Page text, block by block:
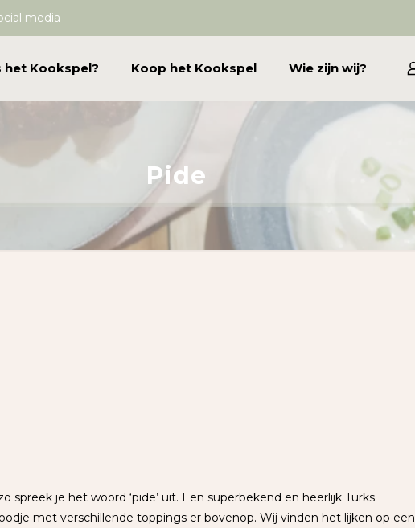
media
het Kookspel? Koop het Kookspel Wie zijn wij?
Pide
spreek je het woord ‘pide’ uit. Een superbekend en heerlijk Turks
met verschillende toppings er bovenop. Wij vinden het lijken op een